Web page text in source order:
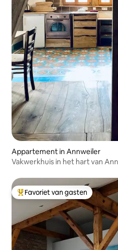
Appartement in Annweiler
Vakwerkhuis in het hart van
Topfavoriet van gasten
Favoriet van gasten